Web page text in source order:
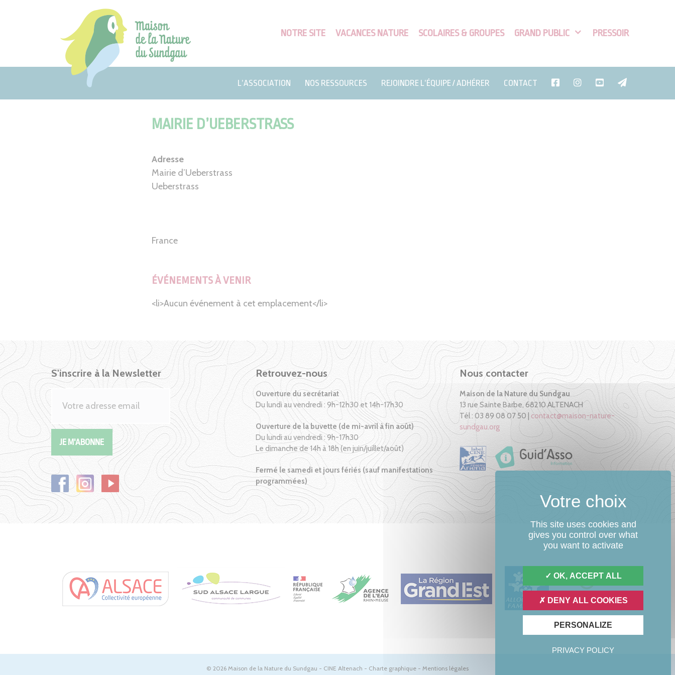
NOTRE SITE VACANCES NATURE SCOLAIRES & GROUPES GRAND PUBLIC PRESSOIR
L’ASSOCIATION NOS RESSOURCES REJOINDRE L’ÉQUIPE / ADHÉRER CONTACT
MAIRIE D’UEBERSTRASS
Adresse
Mairie d’Ueberstrass
Ueberstrass
France
ÉVÉNEMENTS À VENIR
<li>Aucun événement à cet emplacement</li>
S'inscrire à la Newsletter Retrouvez-nous
Ouverture du secrétariat
Du lundi au vendredi : 9h-12h30 et 14h-17h30
Ouverture de la buvette (de mi-avril à fin août)
Du lundi au vendredi : 9h-17h30
Le dimanche de 14h à 18h (en juin/juillet/août)
Fermé le samedi et jours fériés (sauf manifestations
programmées)
Nous contacter
Maison de la Nature du Sundgau
13 rue Sainte Barbe, 68210 ALTENACH
Tél : 03 89 08 07 50 | contact@maison-nature-
sundgau.org
© 2026 Maison de la Nature du Sundgau - CINE Altenach - Charte graphique - Mentions légales
This site uses cookies and
gives you control over what
you want to activate
OK, ACCEPT ALL
DENY ALL COOKIES
PERSONALIZE
PRIVACY POLICY